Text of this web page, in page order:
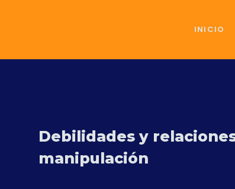
INICIO
Debilidades y
manipulación